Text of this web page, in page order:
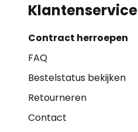
Klantenservice
Contract herroepen
FAQ
Bestelstatus bekijken
Retourneren
Contact